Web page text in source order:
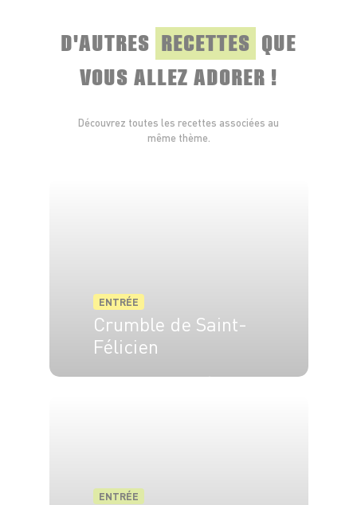
D'AUTRES RECETTES QUE
VOUS ALLEZ ADORER !
Découvrez toutes les recettes associées au
même thème.
ENTRÉE
Crumble de Saint-
Félicien
ENTRÉE